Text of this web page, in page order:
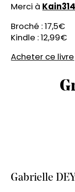
Merci à Kain314
Broché : 17,5€
Kindle : 12,99€
Acheter ce livre
Gabrielle